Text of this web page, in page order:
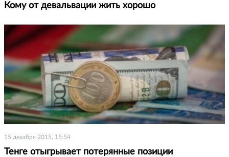
Кому от девальвации жить хорошо
15 декабря 2015, 15:54
Тенге отыгрывает потерянные позиции